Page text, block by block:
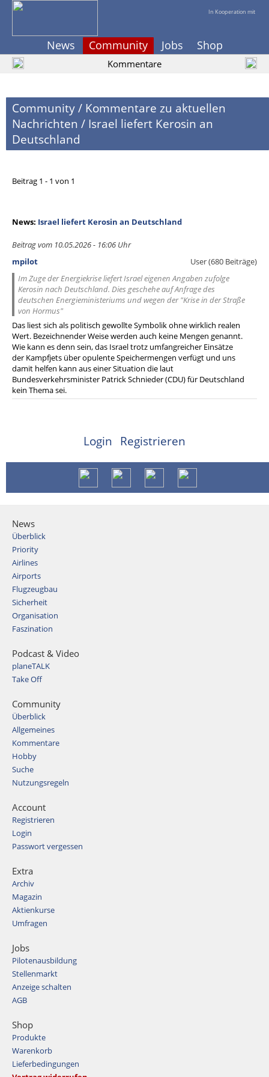
In Kooperation mit
News Community Jobs Shop
Kommentare
Community/ Kommentare zu aktuellen
Nachrichten / Israel liefert Kerosin an
Deutschland
Beitrag 1 - 1 von 1
News: Israel liefert Kerosin an Deutschland
Beitrag vom 10.05.2026 - 16:06 Uhr
mpilot
User (680 Beiträge)
Im Zuge der Energiekrise liefert Israel eigenen Angaben zufolge
Kerosin nach Deutschland. Dies geschehe auf Anfrage des
deutschen Energieministeriums und wegen der "Krise in der Straße
von Hormus"
Das liest sich als politisch gewollte Symbolik ohne wirklich realen
Wert. Bezeichnender Weise werden auch keine Mengen genannt.
Wie kann es denn sein, das Israel trotz umfangreicher Einsätze
der Kampfjets über opulente Speichermengen verfügt und uns
damit helfen kann aus einer Situation die laut
Bundesverkehrsminister Patrick Schnieder (CDU) für Deutschland
kein Thema sei.
Login Registrieren
News
Überblick
Priority
Airlines
Airports
Flugzeugbau
Sicherheit
Organisation
Faszination
Podcast & Video
planeTALK
Take Off
Community
Überblick
Allgemeines
Kommentare
Hobby
Suche
Nutzungsregeln
Account
Registrieren
Login
Passwort vergessen
Extra
Archiv
Magazin
Aktienkurse
Umfragen
Jobs
Pilotenausbildung
Stellenmarkt
Anzeige schalten
AGB
Shop
Produkte
Warenkorb
Lieferbedingungen